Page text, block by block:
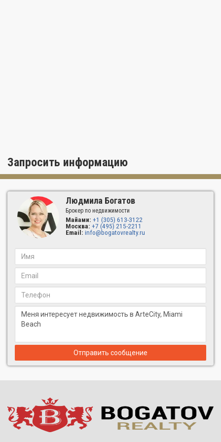
разновидности апартаментов от высококомфортных вилл до
квартир на 1, 2 или 3 спальни и просторных пентхаусов на
районе Саут-Бич.
ОСОБЕННОСТИ РЕЗИДЕНЦИЙ
Каждая резиденция ArteCity полностью отделана,
меблирована высококачественной мебелью и оборудована
• полный комплект кухонной техники, включая посудомоечную
машину и встроенную духовую печь, и аксессуаров из
нержавеющей стали;
• итальянская мебель;
• итальянские ванные комнаты с высокими безрамными
душевыми кабинами из сверхпрочного стекла;
• стирально-сушильный комплекс;
• окна от пола до потолка из ударостойкого стекла;
помещения.
Большинство резиденций имеет открытые пространства от
глубоких балконов до частных террас на крыше, площадь
Запросить информацию
Людмила Богатов
Брокер по недвижимости
Майами: +1 (305) 613-3122
Москва: +7 (495) 215-2211
Email: info@bogatovrealty.ru
Отправить сообщение